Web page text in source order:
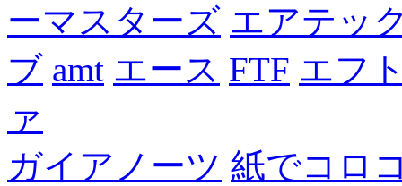
ーマスターズ エアテッ
ブ amt エース FTF エフ
ァ
ガイアノーツ 紙でコロ